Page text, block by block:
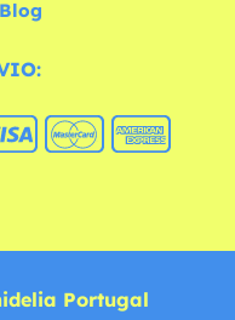
Blog
Portugal